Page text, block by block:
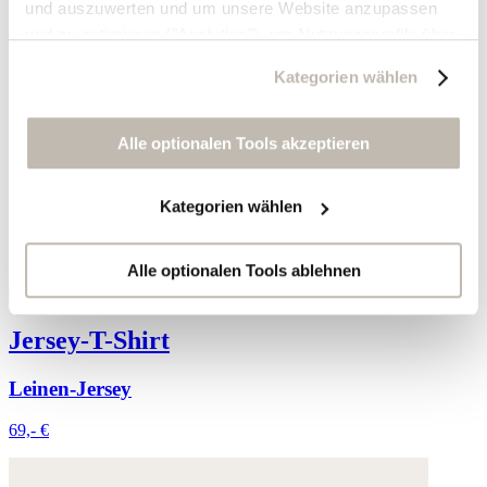
und auszuwerten und um unsere Website anzupassen
zu erstellen, um personalisierte Werbung auszuliefern,
Sie erneut mit Werbung anzusprechen sowie um unsere
Werbekampagnen auszuwerten ("Marketing").
Ihre Daten werden mit Dienstanbietern geteilt, die wir in
der Datenschutzerklärung genauer auflisten oder wenn
Sie auf "Kategorien wählen" klicken.
Indem Sie auf "Alle optionalen Tools akzeptieren" klicken,
erklären Sie sich mit der Nutzung der optionalen Tools
Sie können Ihre Einwilligung jederzeit anpassen oder für
Kategorien wählen
Alle optionalen Tools akzeptieren
Kategorien wählen
Alle optionalen Tools ablehnen
Jersey-T-Shirt
Leinen-Jersey
69,- €